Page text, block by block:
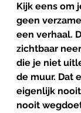
Kijk eens om
geen
een verhaal.
zichtbaar
die je niet
de muur. Dat
eigenlijk
nooit